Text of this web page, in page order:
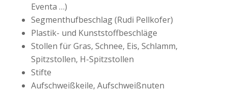
Eventa …)
Segmenthufbeschlag (Rudi Pellkofer)
Plastik- und Kunststoffbeschläge
Stollen für Gras, Schnee, Eis, Schlamm,
Spitzstollen, H-Spitzstollen
Stifte
Aufschweißkeile, Aufschweißnuten